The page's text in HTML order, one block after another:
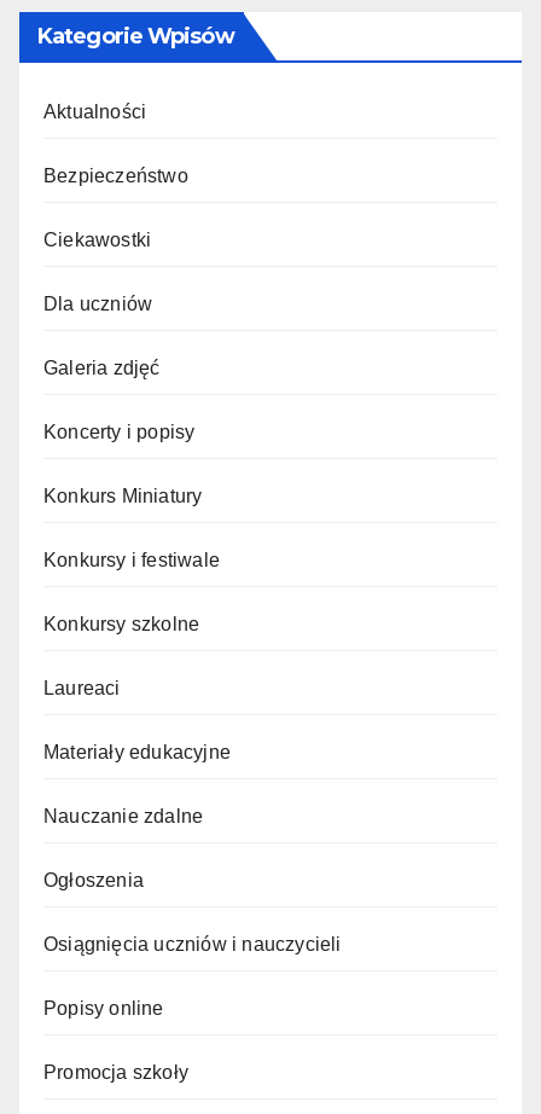
Kategorie Wpisów
Aktualności
Bezpieczeństwo
Ciekawostki
Dla uczniów
Galeria zdjęć
Koncerty i popisy
Konkurs Miniatury
Konkursy i festiwale
Konkursy szkolne
Laureaci
Materiały edukacyjne
Nauczanie zdalne
Ogłoszenia
Osiągnięcia uczniów i nauczycieli
Popisy online
Promocja szkoły